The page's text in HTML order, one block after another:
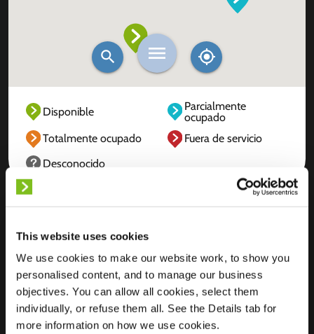
This website uses cookies
We use cookies to make our website work, to show you
personalised content, and to manage our business
objectives. You can allow all cookies, select them
individually, or refuse them all. See the Details tab for
more information on how we use cookies.
Disponible
Parcialmente
ocupado
Totalmente ocupado
Fuera de servicio
Desconocido
Ubicación
Ackersdijckstraat 50
5212 GL s-
Hertogenbosch
Países Bajos